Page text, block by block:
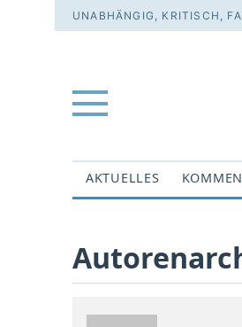
UNABHÄNGIG, KRITISCH,
AKTUELLES